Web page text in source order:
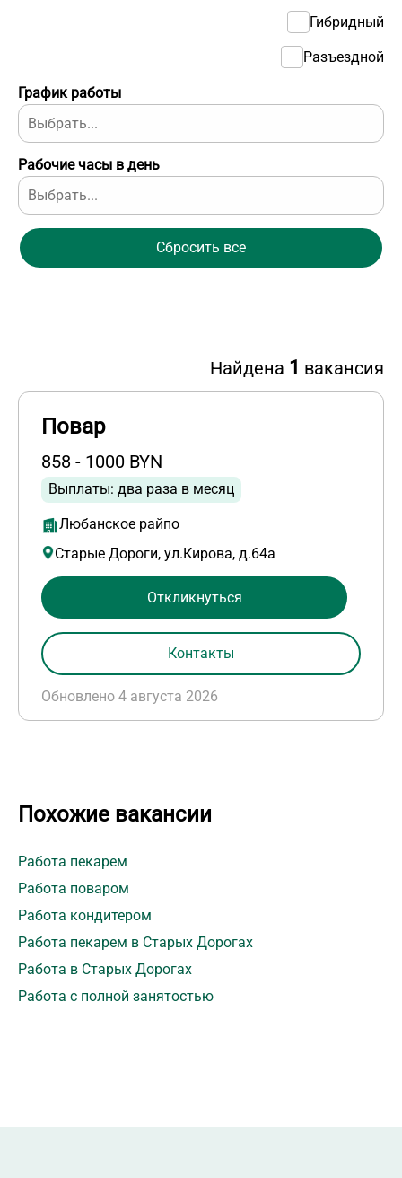
График работы
Рабочие часы в день
Гибридный
Разъездной
Сбросить все
Найдена 1 вакансия
Повар
858 - 1000 BYN
Выплаты: два раза в месяц
Любанское райпо
Старые Дороги, ул.Кирова, д.64а
Обновлено 4 августа 2026
Откликнуться
Контакты
Похожие вакансии
Работа пекарем
Работа поваром
Работа кондитером
Работа пекарем в Старых Дорогах
Работа в Старых Дорогах
Работа с полной занятостью